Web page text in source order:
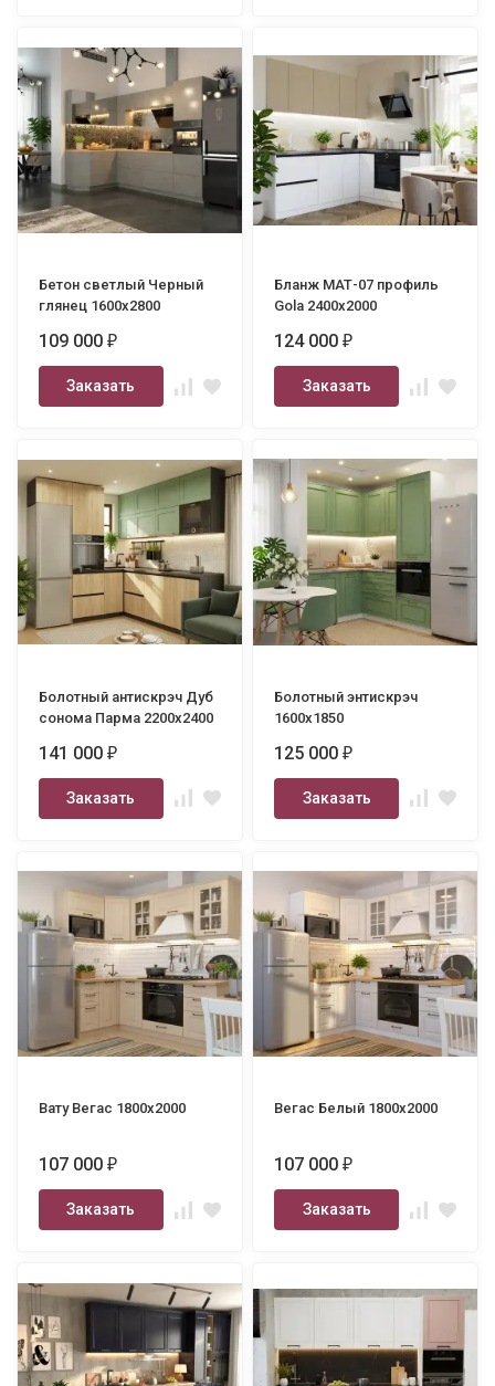
Бетон светлый Черный
глянец 1600х2800
109 000₽
Заказать
Бланж МАТ-07 профиль
Gola 2400х2000
124 000₽
Заказать
Болотный антискрэч Дуб
сонома Парма 2200х2400
141 000₽
Заказать
Болотный энтискрэч
1600х1850
125 000₽
Заказать
Вату Вегас 1800х2000
107 000₽
Заказать
Вегас Белый 1800х2000
107 000₽
Заказать